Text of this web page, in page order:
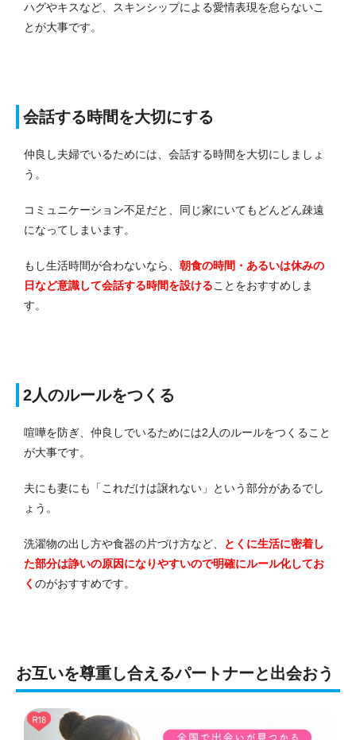
ハグやキスなど、スキンシップによる愛情表現を怠らないこ
とが大事です。
会話する時間を大切にする
仲良し夫婦でいるためには、会話する時間を大切にしましょ
う。
コミュニケーション不足だと、同じ家にいてもどんどん疎遠
になってしまいます。
もし生活時間が合わないなら、 朝食の時間・あるいは休みの
日など意識して会話する時間を設けることをおすすめしま
す。
2人のルールをつくる
喧嘩を防ぎ、仲良しでいるためには2人のルールをつくること
が大事です。
夫にも妻にも「これだけは譲れない」という部分があるでし
ょう。
洗濯物の出し方や食器の片づけ方など、
とくに生活に密着し
た部分は諍いの原因になりやすいので明確にルール化してお
く のがおすすめです。
お互いを尊重し合えるパートナーと出会おう